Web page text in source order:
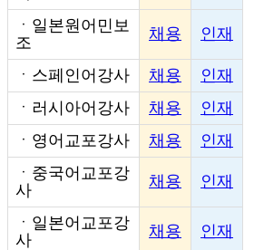
ㆍ 일본원어민보
조
채용 인재
ㆍ 스페인어강사 채용
인재
ㆍ 러시아어강사 채용
인재
ㆍ 영어교포강사 채용
인재
ㆍ 중국어교포강
사
채용 인재
ㆍ 일본어교포강
사
채용 인재